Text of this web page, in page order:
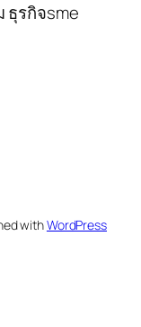
ธุรกิจsme
withWordPress